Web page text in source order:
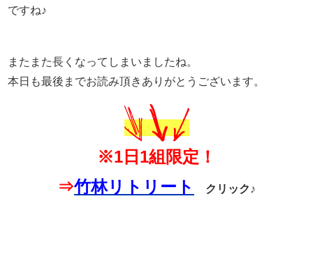
ですね♪
またまた長くなってしまいましたね。
本日も最後までお読み頂きありがとうございます。
※1日1組限定！
⇒竹林リトリート クリック♪